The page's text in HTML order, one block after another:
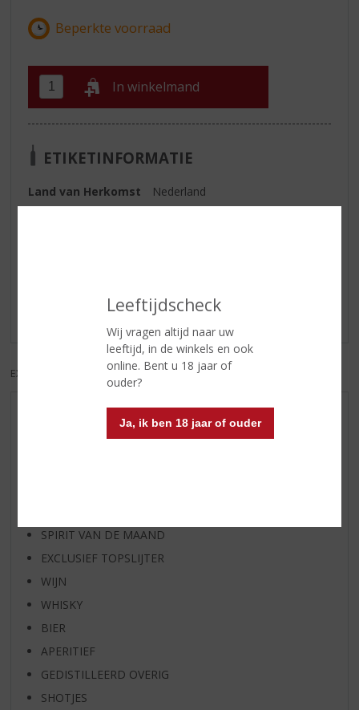
Leeftijdscheck
Wij vragen altijd naar uw
leeftijd, in de winkels en ook
online. Bent u 18 jaar of
ouder?
Ja, ik ben 18 jaar of ouder
In winkelmand
ETIKETINFORMATIE
Land van Herkomst Nederland
Er zijn nog geen reviews geplaatst voor dit product
EXCL. BTW INCL. BTW
AANBIEDINGEN
WIJN VAN DE MAAND
SPIRIT VAN DE MAAND
EXCLUSIEF TOPSLIJTER
WIJN
WHISKY
BIER
APERITIEF
GEDISTILLEERD OVERIG
SHOTJES